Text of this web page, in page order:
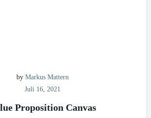
by Markus Mattern
Juli 16, 2021
Proposition Canvas